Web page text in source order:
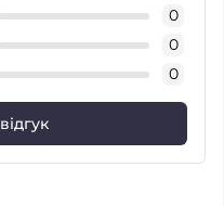
0
0
0